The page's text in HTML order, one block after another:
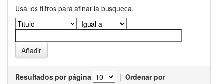
Usa los filtros para afinar la busqueda.
Resultados por página | Ordenar por